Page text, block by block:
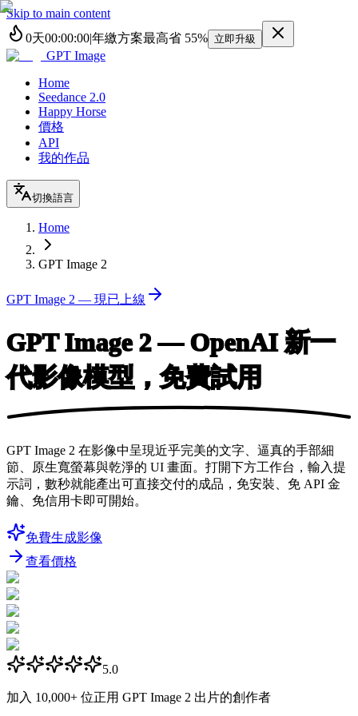
Skip to main content
0天00:00:00|年繳方案最高省 55% 立即升級
GPT Image
Home
Seedance 2.0
Happy Horse
價格
API
我的作品
切換語言
Home
GPT Image 2
GPT Image 2 — 現已上線
GPT Image 2 — OpenAI 新一
代影像模型，免費試用
GPT Image 2 在影像中呈現近乎完美的文字、逼真的手部細
節、原生寬螢幕與乾淨的 UI 畫面。打開下方工作台，輸入提
示詞，數秒就能產出可直接交付的成品，免安裝、免 API 金
鑰、免信用卡即可開始。
免費生成影像
查看價格
5.0
加入 10,000+ 位正用 GPT Image 2 出片的創作者